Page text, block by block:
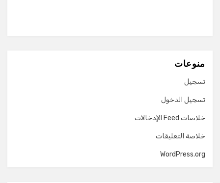
منوعات
تسجيل
تسجيل الدخول
خلاصات Feed الإدخالات
خلاصة التعليقات
WordPress.org